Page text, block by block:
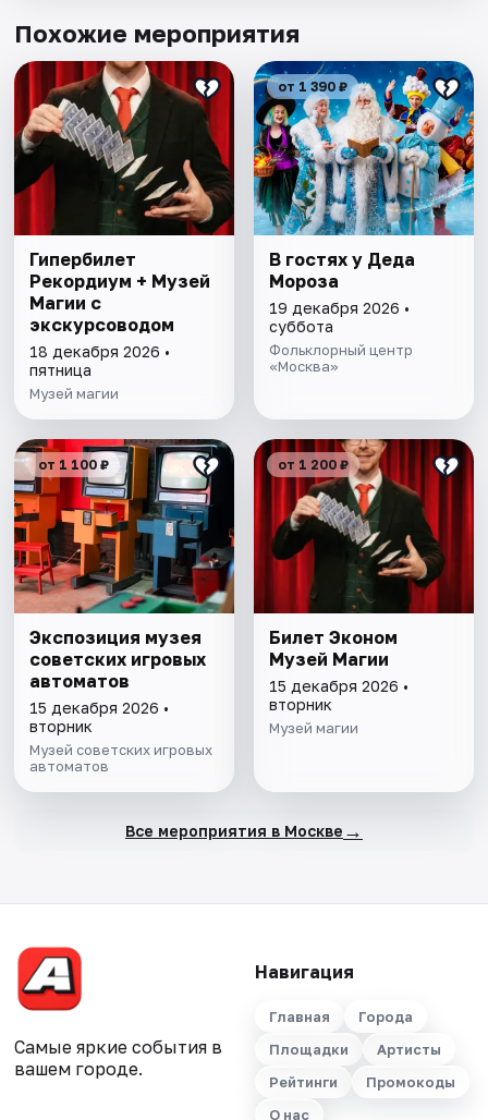
Похожие мероприятия
Гипербилет
Рекордиум + Музей
Магии с
экскурсоводом
18 декабря 2026 •
пятница
Музей магии
от 1 390 ₽
В гостях у Деда
Мороза
19 декабря 2026 •
суббота
Фольклорный центр
«Москва»
от 1 100 ₽
Экспозиция музея
советских игровых
автоматов
15 декабря 2026 •
вторник
Музей советских игровых
автоматов
от 1 200 ₽
Билет Эконом
Музей Магии
15 декабря 2026 •
вторник
Музей магии
Все мероприятия в Москве →
Самые яркие события в
вашем городе.
Навигация
Главная
Города
Площадки
Артисты
Рейтинги
Промокоды
О нас